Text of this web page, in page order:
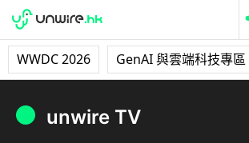
WWDC 2026 GenAI 與雲端科技專區
unwire TV